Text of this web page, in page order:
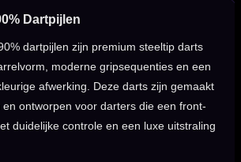
Dartpijlen
dartpijlen zijn premium steeltip darts
moderne gripsequenties en een
afwerking. Deze darts zijn gemaakt
ontworpen voor darters die een front-
duidelijke controle en een luxe uitstraling